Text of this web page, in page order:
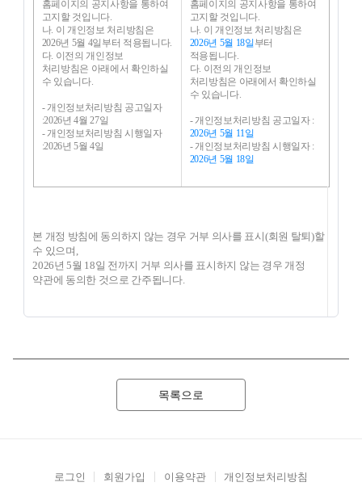
홈페이지의 공지사항을 통하여
고지할 것입니다.
나. 이 개인정보 처리방침은
2026년 5월 4일부터 적용됩니다.
다. 이전의 개인정보
처리방침은 아래에서 확인하실
수 있습니다.
- 개인정보처리방침 공고일자
:2026년 4월 27일
- 개인정보처리방침 시행일자
:2026년 5월 4일
홈페이지의 공지사항을 통하여
고지할 것입니다.
나. 이 개인정보 처리방침은
2026년 5월 18일 부터
적용됩니다.
다. 이전의 개인정보
처리방침은 아래에서 확인하실
수 있습니다.
- 개인정보처리방침 공고일자 :
2026년 5월 11일
- 개인정보처리방침 시행일자 :
2026년 5월 18일
본 개정 방침에 동의하지 않는 경우 거부 의사를 표시(회원 탈퇴)할
수 있으며,
2026년 5월 18일 전까지 거부 의사를 표시하지 않는 경우 개정
약관에 동의한 것으로 간주됩니다.
목록으로
로그인 회원가입 이용약관 개인정보처리방침